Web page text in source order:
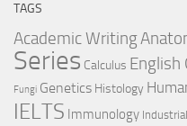
TAGS
Academic Writing
Series Calculus English
Fungi Genetics Histology
IELTS Immunology